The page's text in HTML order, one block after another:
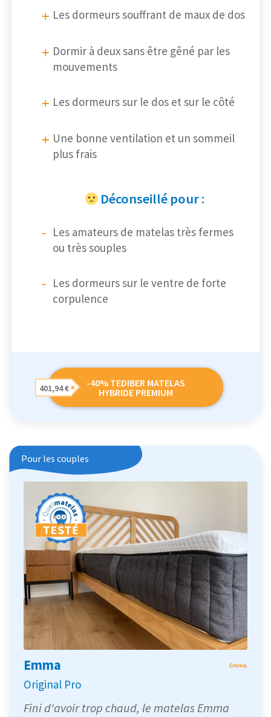
Les dormeurs souffrant de maux de dos
Dormir à deux sans être gêné par les
mouvements
Les dormeurs sur le dos et sur le côté
Une bonne ventilation et un sommeil
plus frais
Déconseillé pour :
Les amateurs de matelas très fermes
ou très souples
Les dormeurs sur le ventre de forte
corpulence
-40% TEDIBER MATELAS
HYBRIDE PREMIUM
401,94 €
Pour les couples
Emma
Original Pro
Fini d'avoir trop chaud, le matelas Emma